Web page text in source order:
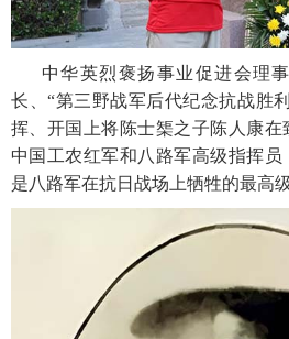
中华英烈褒扬事业促进会理
长、“第三野战军后代纪念抗战胜
挥、开国上将陈士榘之子陈人康
中国工农红军和八路军高级指挥员
是八路军在抗日战场上牺牲的最高